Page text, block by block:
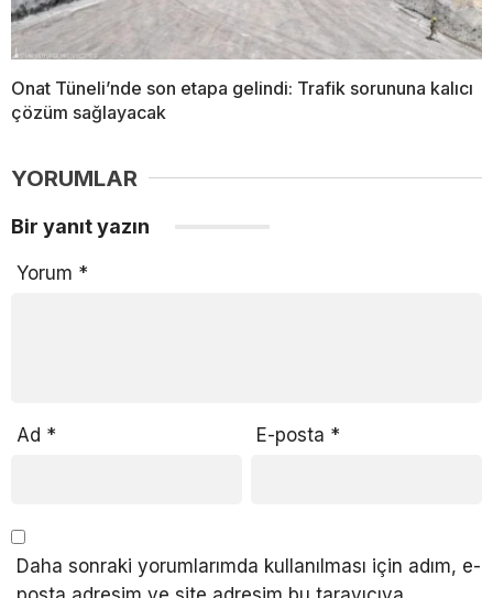
Onat Tüneli’nde son etapa gelindi: Trafik sorununa kalıcı
çözüm sağlayacak
YORUMLAR
Bir yanıt yazın
Yorum *
Ad * E-posta *
Daha sonraki yorumlarımda kullanılması için adım, e-